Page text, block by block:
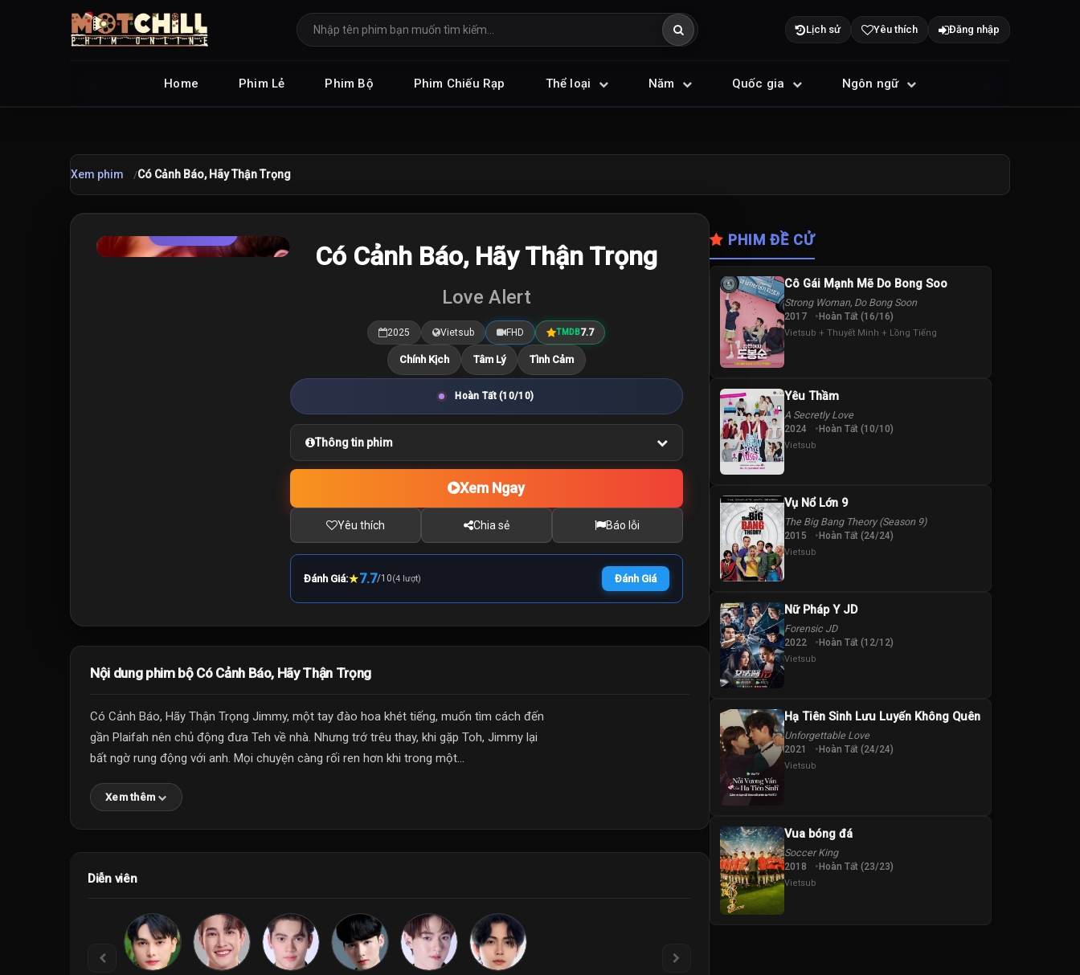
Lịch sử Yêu thích Đăng nhập
Home Phim Lẻ Phim Bộ Phim Chiếu Rạp Thể loại Năm Quốc gia Ngôn ngữ
Xem phim Có Cảnh Báo, Hãy Thận Trọng
7.7 Có Cảnh Báo, Hãy Thận Trọng
Love Alert
2025 Vietsub FHD TMDB7.7
Chính Kịch Tâm Lý Tình Cảm
Hoàn Tất (10/10)
Thông tin phim
Xem Ngay
Yêu thích Chia sẻ Báo lỗi
Đánh Giá:★7.7/10(4 lượt) Đánh Giá
Nội dung phim bộ Có Cảnh Báo, Hãy Thận Trọng
Có Cảnh Báo, Hãy Thận Trọng Jimmy, một tay đào hoa khét tiếng, muốn tìm cách đến
gần Plaifah nên chủ động đưa Teh về nhà. Nhưng trớ trêu thay, khi gặp Toh, Jimmy lại
bất ngờ rung động với anh. Mọi chuyện càng rối ren hơn khi trong một...
Xem thêm
Diễn viên
PHIM ĐỀ CỬ
Cô Gái Mạnh Mẽ Do Bong Soo
Strong Woman, Do Bong Soon
2017 Hoàn Tất (16/16)
Vietsub + Thuyết Minh + Lồng Tiếng
Yêu Thầm
A Secretly Love
2024 Hoàn Tất (10/10)
Vietsub
Vụ Nổ Lớn 9
The Big Bang Theory (Season 9)
2015 Hoàn Tất (24/24)
Vietsub
Nữ Pháp Y JD
Forensic JD
2022 Hoàn Tất (12/12)
Vietsub
Hạ Tiên Sinh Lưu Luyến Không Quên
Unforgettable Love
2021 Hoàn Tất (24/24)
Vietsub
Vua bóng đá
Soccer King
2018 Hoàn Tất (23/23)
Vietsub